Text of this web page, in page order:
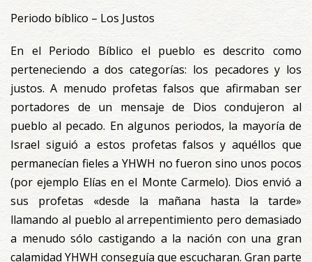
Periodo bíblico – Los Justos
En el Periodo Bíblico el pueblo es descrito como
perteneciendo a dos categorías: los pecadores y los
justos. A menudo profetas falsos que afirmaban ser
portadores de un mensaje de Dios condujeron al
pueblo al pecado. En algunos periodos, la mayoría de
Israel siguió a estos profetas falsos y aquéllos que
permanecían fieles a YHWH no fueron sino unos pocos
(por ejemplo Elías en el Monte Carmelo). Dios envió a
sus profetas «desde la mañana hasta la tarde»
llamando al pueblo al arrepentimiento pero demasiado
a menudo sólo castigando a la nación con una gran
calamidad YHWH conseguía que escucharan. Gran parte